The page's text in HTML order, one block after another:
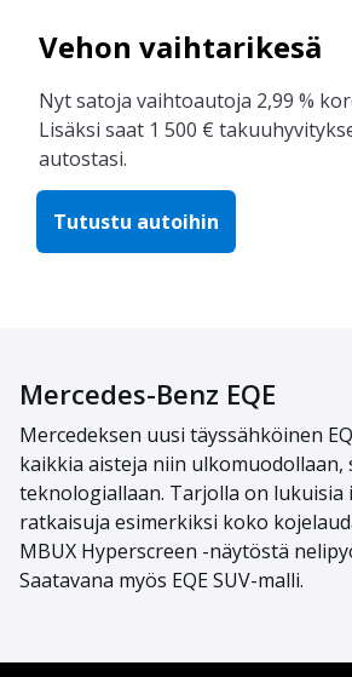
Vehon vaihtarikesä
Nyt satoja vaihtoautoja 2,99 %
Lisäksi saat 1 500 €
autostasi.
Tutustu autoihin
Mercedes-Benz EQE
Mercedeksen uusi täyssähköinen
kaikkia aisteja niin ulkomuodollaan,
teknologiallaan. Tarjolla on lukuisia
ratkaisuja esimerkiksi koko
MBUX Hyperscreen -näytöstä
Saatavana myös EQE SUV-malli.